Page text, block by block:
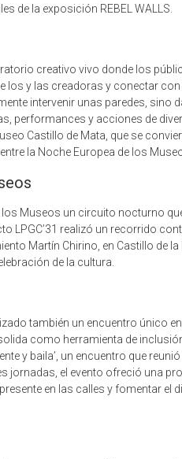
de la exposición REBEL WALLS.
creativo vivo donde los
y las creadoras y conectar
intervenir unas paredes,
performances y acciones de
Castillo de Mata, que se
la Noche Europea de los
Museos un circuito nocturno
LPGC’31 realizó un recorrido
Martín Chirino, en Castillo de
de la cultura.
también un encuentro único
como herramienta de
y baila’, un encuentro que
jornadas, el evento ofreció una
en las calles y fomentar